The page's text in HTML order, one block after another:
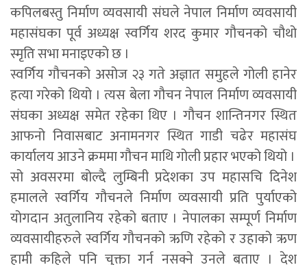
कपिलबस्तु निर्माण व्यवसायी संघले नेपाल निर्माण व्यवसायी
महासंघका पूर्व अध्यक्ष स्वर्गिय शरद कुमार गौचनको चौथो
स्मृति सभा मनाइएको छ ।
स्वर्गिय गौचनको असोज २३ गते अज्ञात समुहले गोली हानेर
हत्या गरेको थियो । त्यस बेला गौचन नेपाल निर्माण व्यवसायी
संघका अध्यक्ष समेत रहेका थिए । गौचन शान्तिनगर स्थित
आफनो निवासबाट अनामनगर स्थित गाडी चढेर महासंघ
कार्यालय आउने क्रममा गौचन माथि गोली प्रहार भएको थियो ।
सो अवसरमा बोल्दै लुम्बिनी प्रदेशका उप महासचि दिनेश
हमालले स्वर्गिय गौचनले निर्माण व्यवसायी प्रति पुर्याएको
योगदान अतुलानिय रहेको बताए । नेपालका सम्पूर्ण निर्माण
व्यवसायीहरुले स्वर्गिय गौचनको ऋणि रहेको र उहाको ऋण
हामी कहिले पनि चुक्ता गर्न नसक्ने उनले बताए । देश